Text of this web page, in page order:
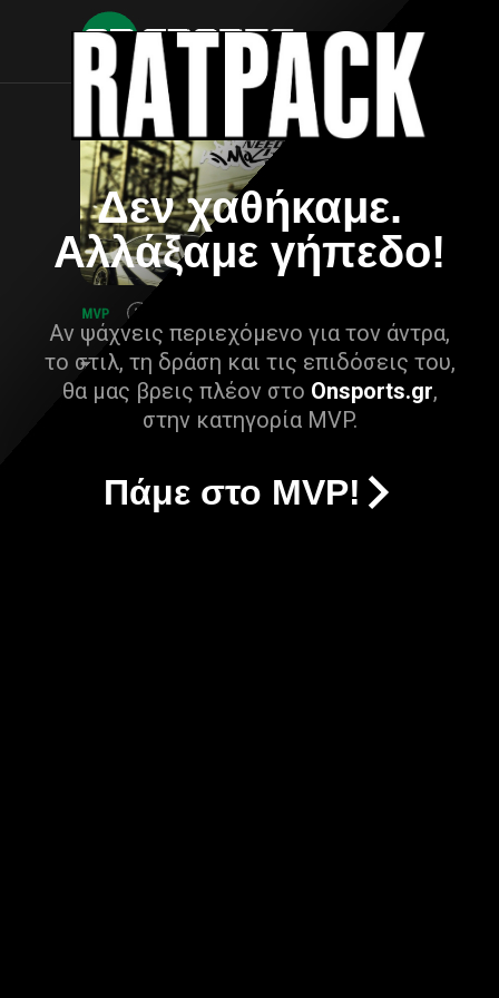
Δεν χαθήκαμε.
Αλλάξαμε γήπεδο!
Αν ψάχνεις περιεχόμενο για τον άντρα,
το στιλ, τη δράση και τις επιδόσεις του,
θα μας βρεις πλέον στο Onsports.gr,
στην κατηγορία MVP.
Πάμε στο MVP!